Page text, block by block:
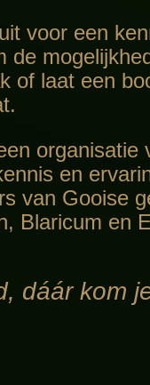
voor een
de
of laat een
organisatie
en
van Gooise
Blaricum en
dáár kom